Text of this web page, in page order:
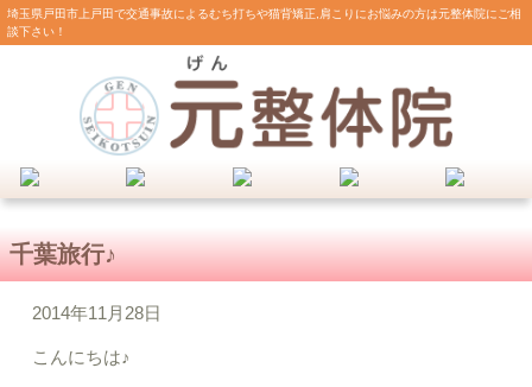
埼玉県戸田市上戸田で交通事故によるむち打ちや猫背矯正,肩こりにお悩みの方は元整体院にご相
談下さい！
千葉旅行♪
2014年11月28日
こんにちは♪